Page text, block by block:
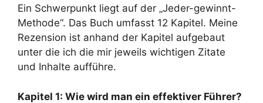
Ein Schwerpunkt liegt auf der „Jeder-gewinnt-
Methode“. Das Buch umfasst 12 Kapitel. Meine
Rezension ist anhand der Kapitel aufgebaut
unter die ich die mir jeweils wichtigen Zitate
und Inhalte aufführe.
Kapitel 1: Wie wird man ein effektiver Führer?